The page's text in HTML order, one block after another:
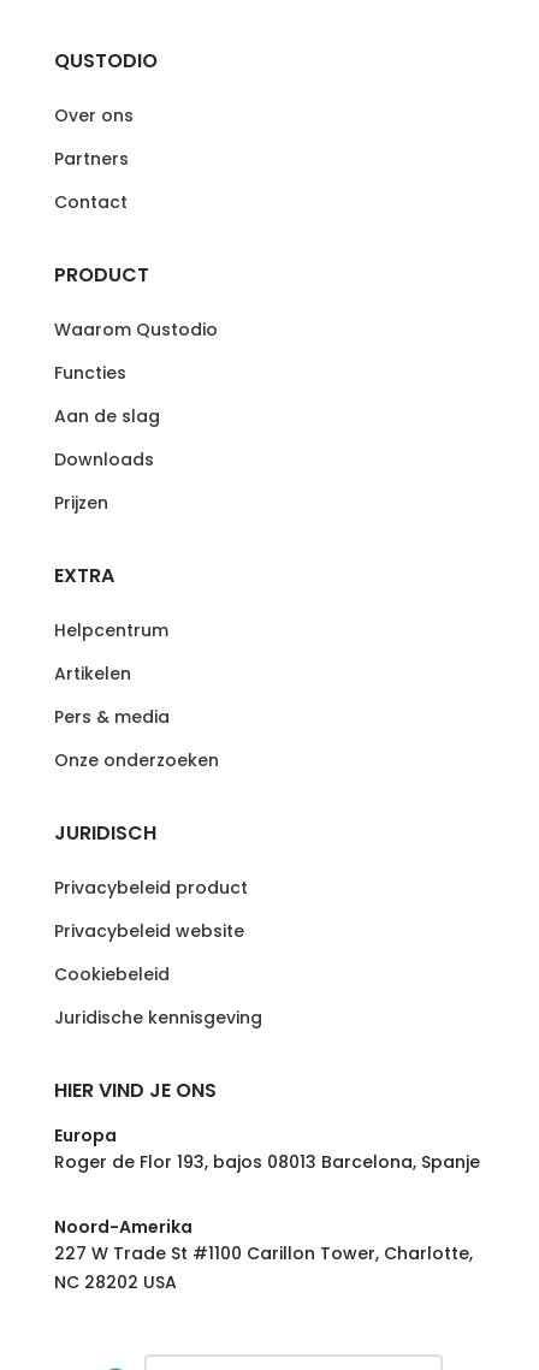
QUSTODIO
Over ons
Partners
Contact
PRODUCT
Waarom Qustodio
Functies
Aan de slag
Downloads
Prijzen
EXTRA
Helpcentrum
Artikelen
Pers & media
Onze onderzoeken
JURIDISCH
Privacybeleid product
Privacybeleid website
Cookiebeleid
Juridische kennisgeving
HIER VIND JE ONS
Europa
Roger de Flor 193, bajos 08013 Barcelona, Spanje
Noord-Amerika
227 W Trade St #1100 Carillon Tower, Charlotte,
NC 28202 USA